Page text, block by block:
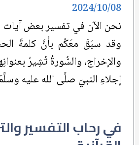
نحن الآن في تفسير بعض
وقد سبَقَ معَكُم بأنَّ كلمةَ
والإخراج، والسُّورةُ تُشِيرُ
إجلاءِ النبيّ صلَّى الله عليه
2024/10/08
في رحاب التفسير